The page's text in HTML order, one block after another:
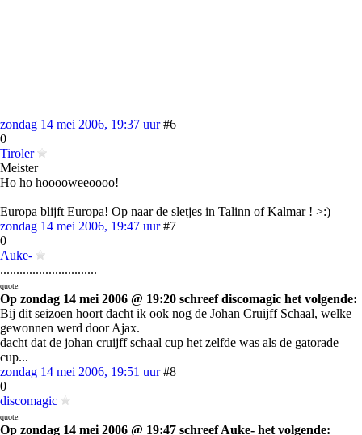
zondag 14 mei 2006, 19:37 uur #6
0
Tiroler
Meister
Ho ho hooooweeoooo!
Europa blijft Europa! Op naar de sletjes in Talinn of Kalmar ! >:)
zondag 14 mei 2006, 19:47 uur #7
0
Auke-
..............................
quote:
Op zondag 14 mei 2006 @ 19:20 schreef discomagic het volgende:
Bij dit seizoen hoort dacht ik ook nog de Johan Cruijff Schaal, welke
gewonnen werd door Ajax.
dacht dat de johan cruijff schaal cup het zelfde was als de gatorade
cup...
zondag 14 mei 2006, 19:51 uur #8
0
discomagic
quote:
Op zondag 14 mei 2006 @ 19:47 schreef Auke- het volgende: